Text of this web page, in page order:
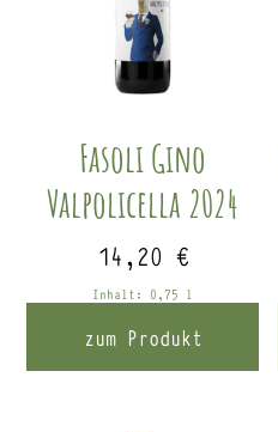
Fasoli Gino
Valpolicella 2024
14,20 €
Inhalt: 0,75 l
zum Produkt